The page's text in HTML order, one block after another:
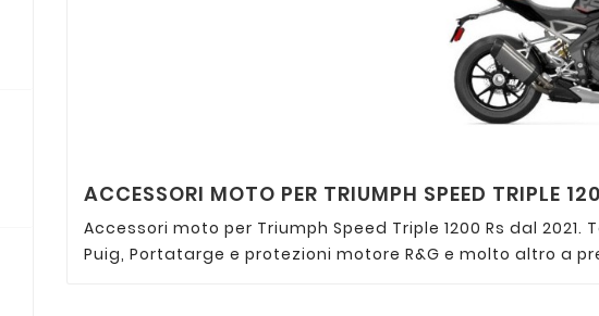
ACCESSORI MOTO PER TRIUMPH SPEED TRIPLE
Accessori moto per Triumph Speed Triple 1200 Rs dal
Puig, Portatarge e protezioni motore R&G e molto altro a